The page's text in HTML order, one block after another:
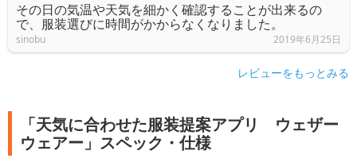
その日の気温や天気を細かく確認することが出来るの
で、服装選びに時間がかからなくなりました。
sinobu 2019年6月25日
レビューをもっとみる
「天気に合わせた服装提案アプリ ウェザー
ウェアー」スペック・仕様